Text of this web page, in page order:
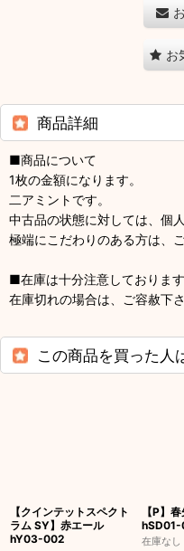
お
商品詳細
■商品について
1枚の金額になります。
二アミントです。
中古品の状態に対しては、個
極端にこだわりのある方は、
■在庫は十分注意しておりま
在庫切れの場合は、ご容赦下さ
この商品を買った人
【クインテットスペクト
ラム SY】赤エール
hY03-002
【P】
hSD01-
在庫なし